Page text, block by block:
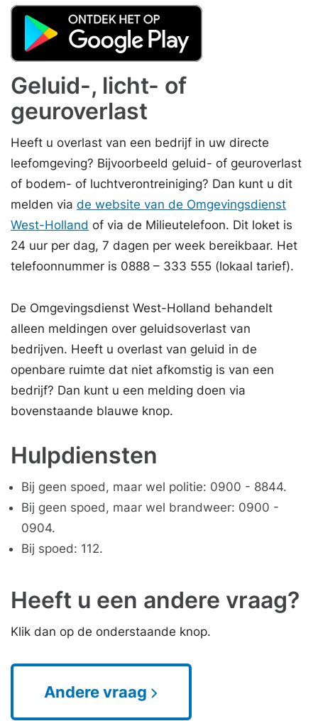
Geluid-, licht- of
geuroverlast
Heeft u overlast van een bedrijf in uw directe
leefomgeving? Bijvoorbeeld geluid- of geuroverlast
of bodem- of luchtverontreiniging? Dan kunt u dit
melden via de website van de Omgevingsdienst
West-Holland of via de Milieutelefoon. Dit loket is
24 uur per dag, 7 dagen per week bereikbaar. Het
telefoonnummer is 0888 – 333 555 (lokaal tarief).
De Omgevingsdienst West-Holland behandelt
alleen meldingen over geluidsoverlast van
bedrijven. Heeft u overlast van geluid in de
openbare ruimte dat niet afkomstig is van een
bedrijf? Dan kunt u een melding doen via
bovenstaande blauwe knop.
Hulpdiensten
Bij geen spoed, maar wel politie: 0900 - 8844.
Bij geen spoed, maar wel brandweer: 0900 -
0904.
Bij spoed: 112.
Heeft u een andere vraag?
Klik dan op de onderstaande knop.
Andere vraag